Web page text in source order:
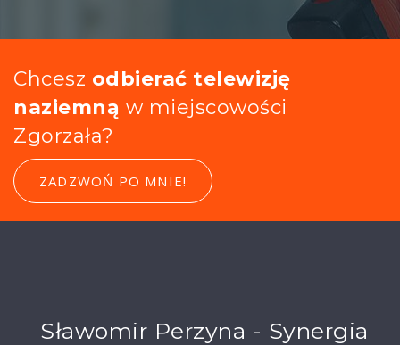
Chcesz odbierać telewizję
naziemną w miejscowości
Zgorzała?
ZADZWOŃ PO MNIE!
Sławomir Perzyna - Synergia